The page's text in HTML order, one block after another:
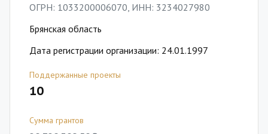
ОГРН: 1033200006070, ИНН: 3234027980
Брянская область
Дата регистрации организации: 24.01.1997
Поддержанные проекты
10
Сумма грантов